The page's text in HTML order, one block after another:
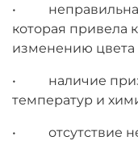
• неправильная
которая привела
изменению цвета
• наличие
температур и
• отсутствие